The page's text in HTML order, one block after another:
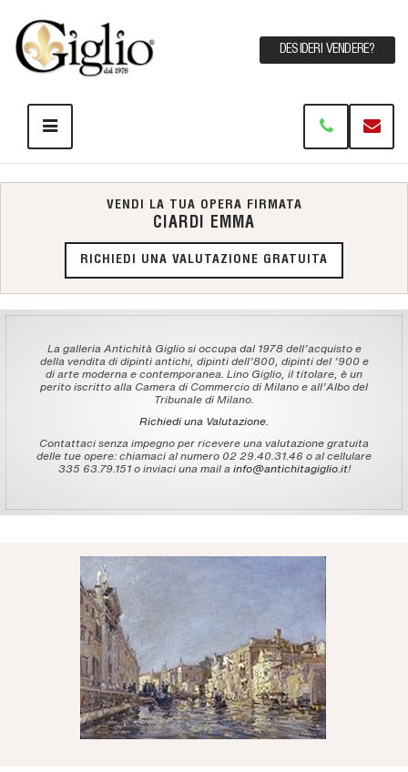
DESIDERI VENDERE?
VENDI LA TUA OPERA FIRMATA
CIARDI EMMA
RICHIEDI UNA VALUTAZIONE GRATUITA
La galleria Antichità Giglio si occupa dal 1978 dell'acquisto e
della vendita di dipinti antichi, dipinti dell'800, dipinti del '900 e
di arte moderna e contemporanea. Lino Giglio, il titolare, è un
perito iscritto alla Camera di Commercio di Milano e all'Albo del
Tribunale di Milano.
Richiedi una Valutazione.
Contattaci senza impegno per ricevere una valutazione gratuita
delle tue opere: chiamaci al numero 02 29.40.31.46 o al cellulare
335 63.79.151 o inviaci una mail a info@antichitagiglio.it!